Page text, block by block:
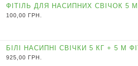
ФІТІЛЬ ДЛЯ НАСИПНИХ СВІЧОК 5 М
100,00 ГРН.
БІЛІ НАСИПНІ СВІЧКИ 5 КГ + 5 М
925,00 ГРН.